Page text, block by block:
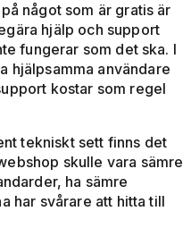
något som är gratis är
hjälp och support
fungerar som det ska. I
hjälpsamma användare
kostar som regel
tekniskt sett finns det
skulle vara sämre
ha sämre
har svårare att hitta till